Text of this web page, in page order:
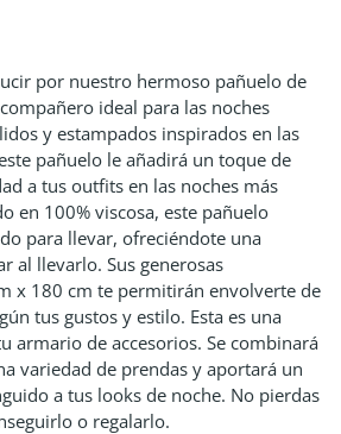
por nuestro hermoso pañuelo de
ideal para las noches
y estampados inspirados en las
pañuelo le añadirá un toque de
a tus outfits en las noches más
en 100% viscosa, este pañuelo
para llevar, ofreciéndote una
al llevarlo. Sus generosas
x 180 cm te permitirán envolverte de
tus gustos y estilo. Esta es una
armario de accesorios. Se combinará
variedad de prendas y aportará un
a tus looks de noche. No pierdas
o regalarlo.